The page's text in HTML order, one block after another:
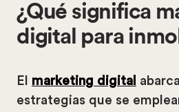
¿Qué significa
digital para
El marketing digital
estrategias que se